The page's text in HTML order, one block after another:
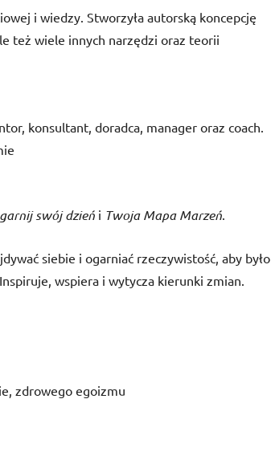
i wiedzy. Stworzyła autorską koncepcję
też wiele innych narzędzi oraz teorii
konsultant, doradca, manager oraz coach.
swój dzień i Twoja Mapa Marzeń.
siebie i ogarniać rzeczywistość, aby było
wspiera i wytycza kierunki zmian.
zdrowego egoizmu